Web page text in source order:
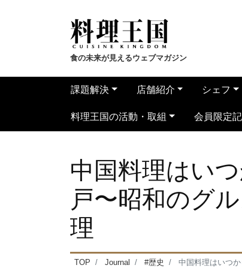
食の未来が見えるウェブマガジン
課題解決 店舗紹介 シェフ
料理王国の活動・取組 会員限定
中国料理はい
戸〜昭和のグ
理
TOP Journal #歴史 中国料理はいつ